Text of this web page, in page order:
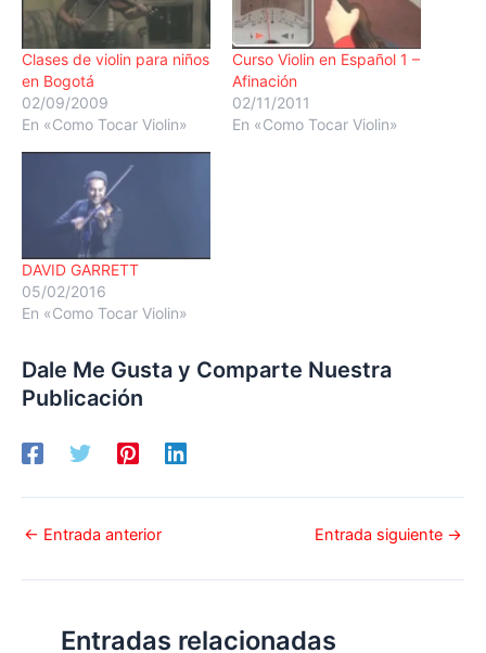
Clases de violin para niños
en Bogotá
02/09/2009
En «Como Tocar Violin»
Curso Violin en Español 1 –
Afinación
02/11/2011
En «Como Tocar Violin»
DAVID GARRETT
05/02/2016
En «Como Tocar Violin»
Dale Me Gusta y Comparte Nuestra
Publicación
← Entrada anterior Entrada siguiente →
Entradas relacionadas